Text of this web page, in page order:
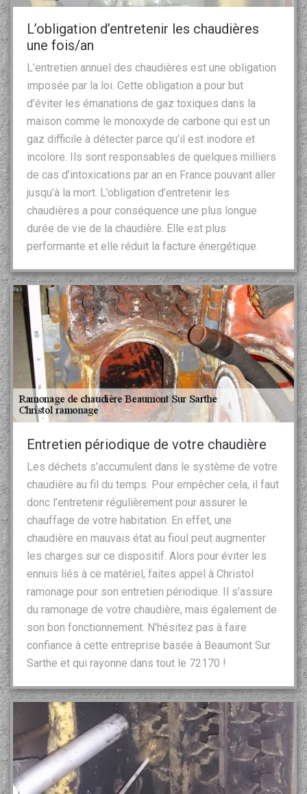
L’obligation d’entretenir les chaudières
une fois/an
L’entretien annuel des chaudières est une obligation
imposée par la loi. Cette obligation a pour but
d’éviter les émanations de gaz toxiques dans la
maison comme le monoxyde de carbone qui est un
gaz difficile à détecter parce qu’il est inodore et
incolore. Ils sont responsables de quelques milliers
de cas d’intoxications par an en France pouvant aller
jusqu’à la mort. L’obligation d’entretenir les
chaudières a pour conséquence une plus longue
durée de vie de la chaudière. Elle est plus
performante et elle réduit la facture énergétique.
Entretien périodique de votre chaudière
Les déchets s’accumulent dans le système de votre
chaudière au fil du temps. Pour empêcher cela, il faut
donc l’entretenir régulièrement pour assurer le
chauffage de votre habitation. En effet, une
chaudière en mauvais état au fioul peut augmenter
les charges sur ce dispositif. Alors pour éviter les
ennuis liés à ce matériel, faites appel à Christol
ramonage pour son entretien périodique. Il s’assure
du ramonage de votre chaudière, mais également de
son bon fonctionnement. N’hésitez pas à faire
confiance à cette entreprise basée à Beaumont Sur
Sarthe et qui rayonne dans tout le 72170 !